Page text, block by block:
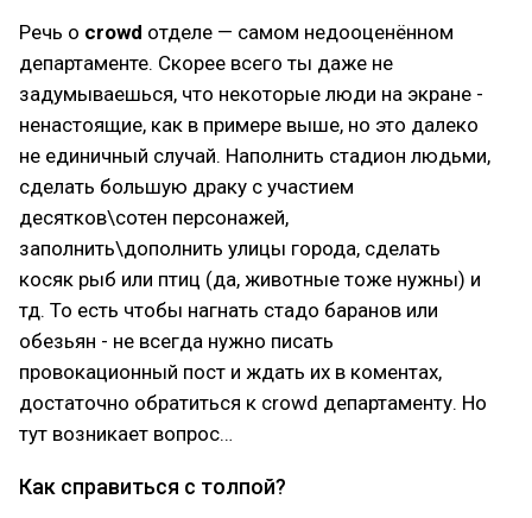
Речь о crowd отделе — самом недооценённом
департаменте. Скорее всего ты даже не
задумываешься, что некоторые люди на экране -
ненастоящие, как в примере выше, но это далеко
не единичный случай. Наполнить стадион людьми,
сделать большую драку с участием
десятков\сотен персонажей,
заполнить\дополнить улицы города, сделать
косяк рыб или птиц (да, животные тоже нужны) и
тд. То есть чтобы нагнать стадо баранов или
обезьян - не всегда нужно писать
провокационный пост и ждать их в коментах,
достаточно обратиться к crowd департаменту. Но
тут возникает вопрос…
Как справиться с толпой?